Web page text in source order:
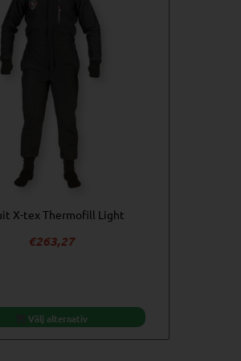
X-tex Thermofill Light
€263,27
Välj alternativ